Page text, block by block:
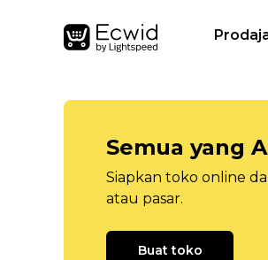
Semua yang
Siapkan toko online
atau pasar.
Buat toko